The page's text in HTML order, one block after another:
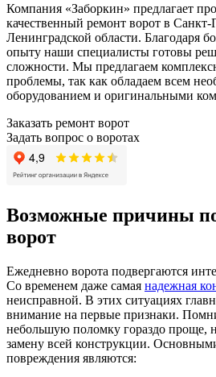
Компания «Заборкин» предлагает
качественный ремонт ворот в Санкт-
Ленинградской области. Благодаря
опыту наши специалисты готовы
сложности. Мы предлагаем
проблемы, так как обладаем всем
оборудованием и оригинальными
Заказать ремонт ворот
Задать вопрос о воротах
Возможные причины
ворот
Ежедневно ворота подвергаются
Со временем даже самая надежная
неисправной. В этих ситуациях
внимание на первые признаки.
небольшую поломку гораздо проще,
замену всей конструкции.
повреждения являются: